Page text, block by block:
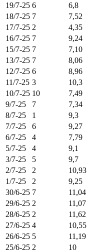
19/7-25 6 6,8
18/7-25 7 7,52
17/7-25 2 4,35
16/7-25 7 9,24
15/7-25 7 7,10
13/7-25 7 8,06
12/7-25 6 8,96
11/7-25 3 10,3
10/7-25 10 7,49
9/7-25
7 7,34
8/7-25
1 9,3
7/7-25
6 9,27
6/7-25
4 7,79
5/7-25
4 9,1
3/7-25
5 9,7
2/7-25
2 10,93
1/7-25
2 9,25
30/6-25 7 11,04
29/6-25 2 11,07
28/6-25 2 11,62
27/6-25 4 10,55
26/6-25 5 11,19
25/6-25 2 10